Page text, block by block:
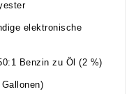
elektronische
Benzin zu Öl (2 %)